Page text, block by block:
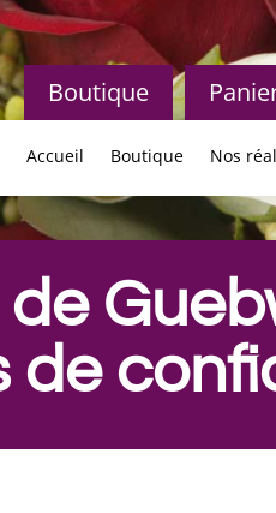
Boutique
Accueil Boutique Nos
de